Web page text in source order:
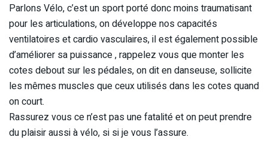
Parlons Vélo, c’est un sport porté donc moins traumatisant
pour les articulations, on développe nos capacités
ventilatoires et cardio vasculaires, il est également possible
d’améliorer sa puissance , rappelez vous que monter les
cotes debout sur les pédales, on dit en danseuse, sollicite
les mêmes muscles que ceux utilisés dans les cotes quand
on court.
Rassurez vous ce n’est pas une fatalité et on peut prendre
du plaisir aussi à vélo, si si je vous l’assure.